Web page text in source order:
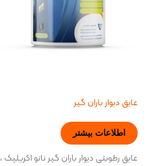
عایق دیوار باران گیر
اطلاعات بیشتر
عایق رطوبتی دیوار باران گیر نانو اکریلیک ،